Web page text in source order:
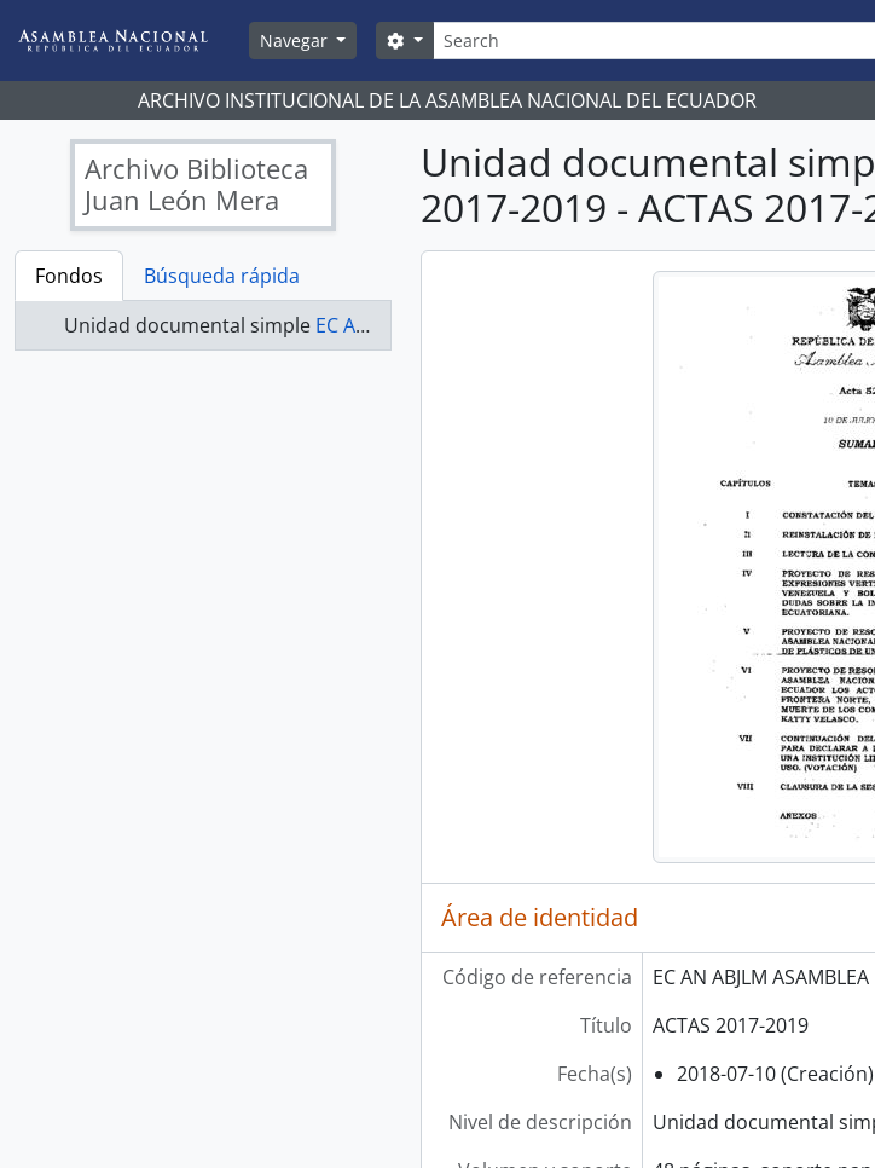
Navegar
Búsqueda
Search options
ARCHIVO INSTITUCIONAL DE LA ASAMBLEA NACIONAL DEL ECUADOR
Archivo Biblioteca
Juan León Mera
Fondos
Búsqueda rápida
Unidad documental simple EC AN ABJLM ASAMBLEA NACIONAL 2017-2019 - ACTAS 2017-2019
Unidad documental
2017-2019 - ACTAS
Área de identidad
Código de referencia
EC AN ABJLM
Título
ACTAS 2017-2019
Fecha(s)
2018-07-10 (Creación)
Nivel de descripción
Unidad documental